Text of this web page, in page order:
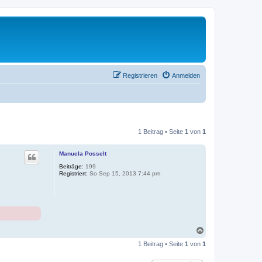
Anmelden
Registrieren
1 Beitrag • Seite 1 von 1
Manuela Posselt
Beiträge: 199
Registriert: So Sep 15, 2013 7:44 pm
c
1 Beitrag • Seite 1 von 1